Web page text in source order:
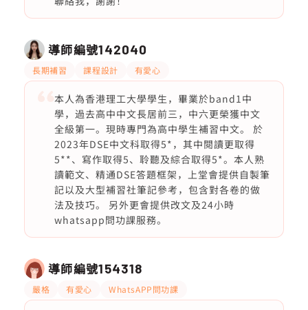
導師編號142040
長期補習 課程設計 有愛心
本人為香港理工大學學生，畢業於band1中
學，過去高中中文長居前三，中六更榮獲中文
全級第一。現時專門為高中學生補習中文。 於
2023年DSE中文科取得5*，其中閱讀更取得
5**、寫作取得5、聆聽及綜合取得5*。本人熟
讀範文、精通DSE答題框架，上堂會提供自製筆
記以及大型補習社筆記參考，包含對各卷的做
法及技巧。 另外更會提供改文及24小時
whatsapp問功課服務。
導師編號154318
嚴格 有愛心 WhatsAPP問功課